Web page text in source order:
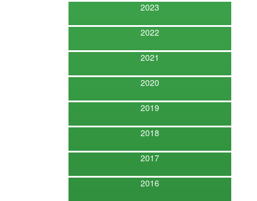
2023
2022
2021
2020
2019
2018
2017
2016